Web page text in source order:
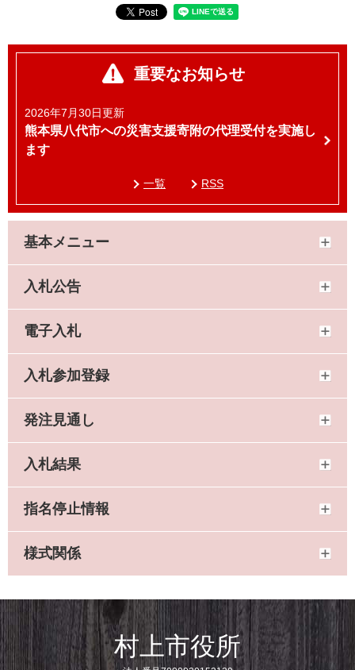
重要なお知らせ
2026年7月30日更新
熊本県八代市への災害支援寄附の代理受付を実施し
ます
一覧 RSS
基本メニュー
入札公告
電子入札
入札参加登録
発注見通し
入札結果
指名停止情報
様式関係
村上市役所